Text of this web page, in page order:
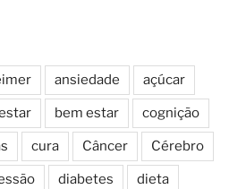
ansiedade açúcar
bem estar cognição
cura Câncer Cérebro
diabetes dieta